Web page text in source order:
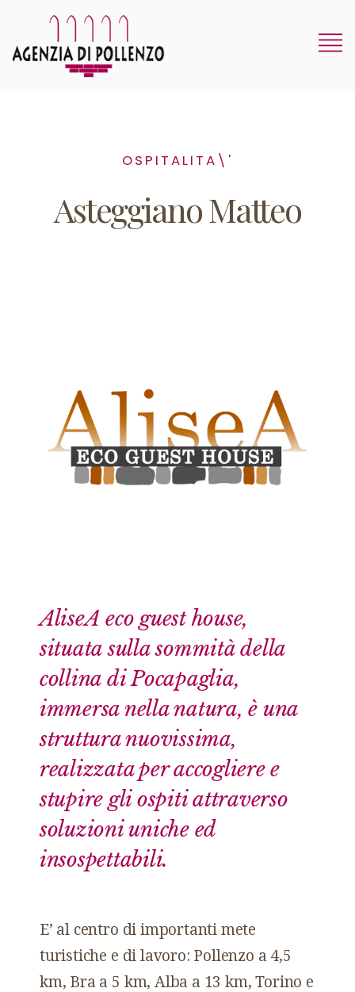
OSPITALITA\'
Asteggiano Matteo
AliseA eco guest house,
situata sulla sommità della
collina di Pocapaglia,
immersa nella natura, è una
struttura nuovissima,
realizzata per accogliere e
stupire gli ospiti attraverso
soluzioni uniche ed
insospettabili.
E’ al centro di importanti mete
turistiche e di lavoro: Pollenzo a 4,5
km, Bra a 5 km, Alba a 13 km, Torino e